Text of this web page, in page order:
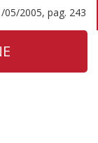
2005, pag. 243